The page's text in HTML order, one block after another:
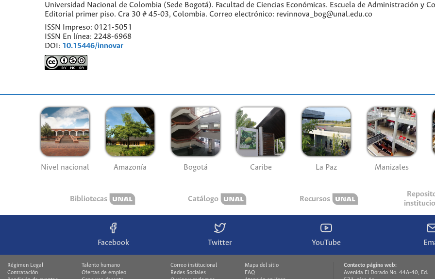
Universidad Nacional de Colombia (Sede Bogotá). Facultad de Ciencias Económicas. Escuela de Administración y
Editorial primer piso. Cra 30 # 45-03, Colombia. Correo electrónico: revinnova_bog@unal.edu.co
ISSN Impreso: 0121-5051
ISSN En línea: 2248-6968
DOI: 10.15446/innovar
Nivel nacional Amazonía Bogotá Caribe La Paz Manizales
Bibliotecas Catálogo Recursos
Facebook Twitter YouTube
Régimen Legal
Talento humano
Contratación
Ofertas de empleo
Correo institucional
Mapa del sitio
Redes Sociales
FAQ
Contacto página web:
Avenida El Dorado No. 44A-40, Ed.